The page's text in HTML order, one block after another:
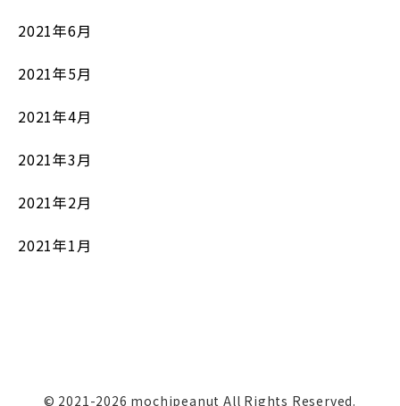
2021年6月
2021年5月
2021年4月
2021年3月
2021年2月
2021年1月
© 2021-2026 mochipeanut All Rights Reserved.